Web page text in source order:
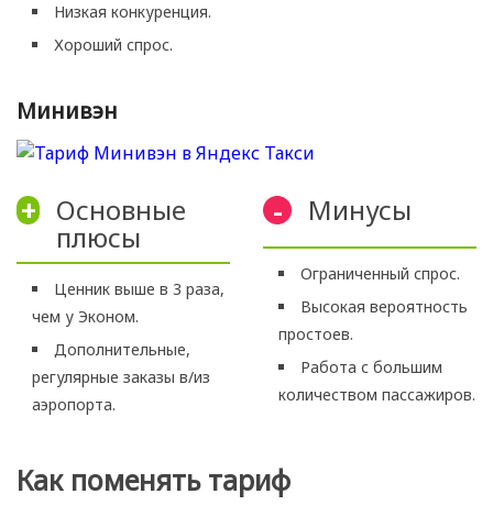
Низкая конкуренция.
Хороший спрос.
Минивэн
+ Основные
плюсы
Ценник выше в 3 раза,
чем у Эконом.
Дополнительные,
регулярные заказы в/из
аэропорта.
- Минусы
Ограниченный спрос.
Высокая вероятность
простоев.
Работа с большим
количеством пассажиров.
Как поменять тариф